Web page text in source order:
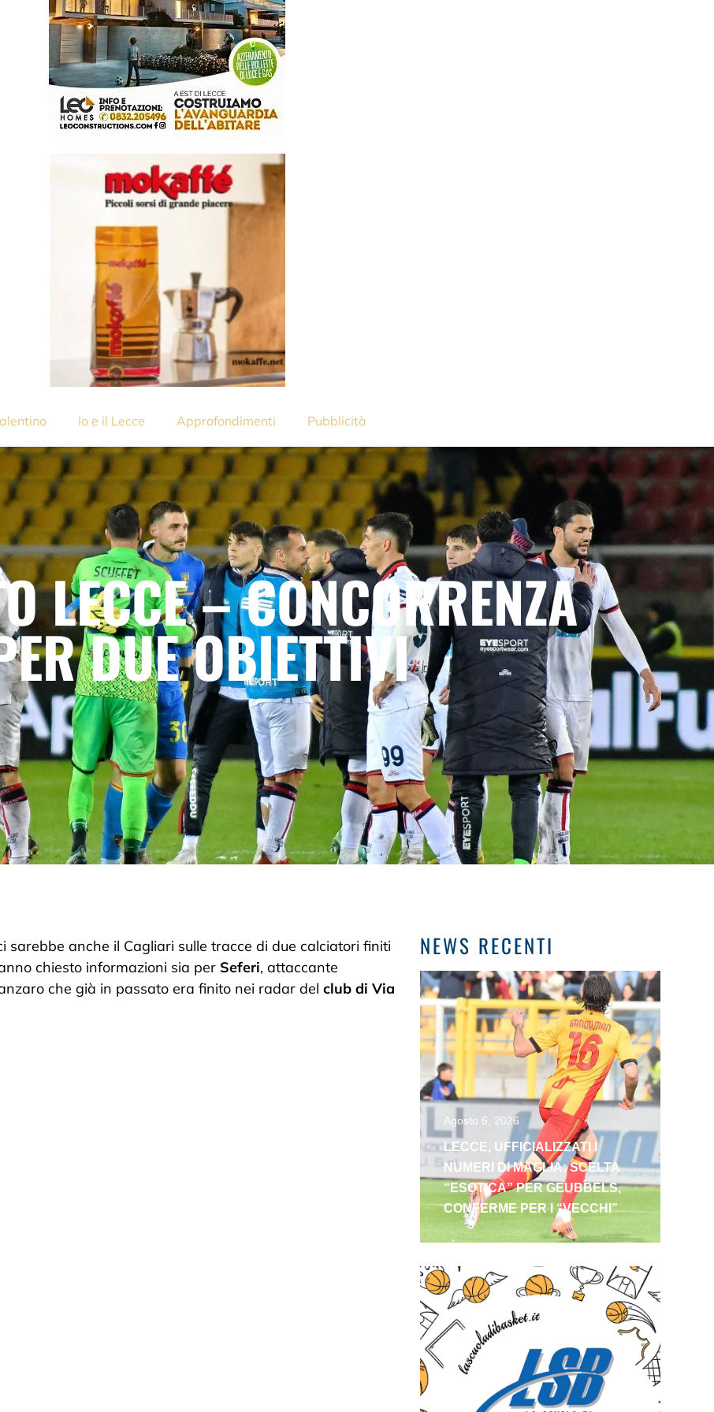
Io e il Lecce Approfondimenti Pubblicità
LECCE – CONCORRENZA
DUE OBIETTIVI
anche il Cagliari sulle tracce di due calciatori finiti
chiesto informazioni sia per Seferi, attaccante
che già in passato era finito nei radar del club di Via
NEWS RECENTI
Agosto 6, 2026
LECCE, UFFICIALIZZATI I
NUMERI DI MAGLIA: SCELTA
“ESOTICA” PER GEUBBELS,
CONFERME PER I “VECCHI”